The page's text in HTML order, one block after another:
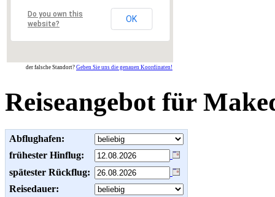
Do you own this
website?
OK
der falsche Standort? Geben Sie uns die genauen Koordinaten!
Reiseangebot für
Abflughafen:
frühester Hinflug:
spätester Rückflug:
Reisedauer: